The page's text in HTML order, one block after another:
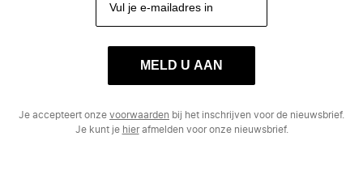
MELD U AAN
Je accepteert onze voorwaarden bij het inschrijven voor de nieuwsbrief.
Je kunt je hierafmelden voor onze nieuwsbrief.